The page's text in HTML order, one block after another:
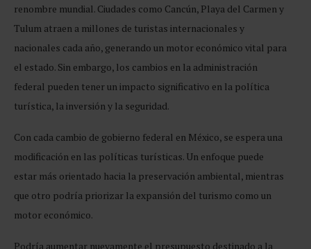
renombre mundial. Ciudades como Cancún, Playa del Carmen y
Tulum atraen a millones de turistas internacionales y
nacionales cada año, generando un motor económico vital para
el estado. Sin embargo, los cambios en la administración
federal pueden tener un impacto significativo en la política
turística, la inversión y la seguridad.
Con cada cambio de gobierno federal en México, se espera una
modificación en las políticas turísticas. Un enfoque puede
estar más orientado hacia la preservación ambiental, mientras
que otro podría priorizar la expansión del turismo como un
motor económico.
Podría aumentar nuevamente el presupuesto destinado a la